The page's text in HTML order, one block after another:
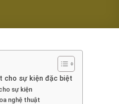
cho sự kiện đặc biệt
sự kiện
nghệ thuật